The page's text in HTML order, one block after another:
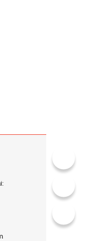
thiết kế đầu xe mạnh mẽ,
gọn tạo nên diện mạo
các đường nét liền mạch,